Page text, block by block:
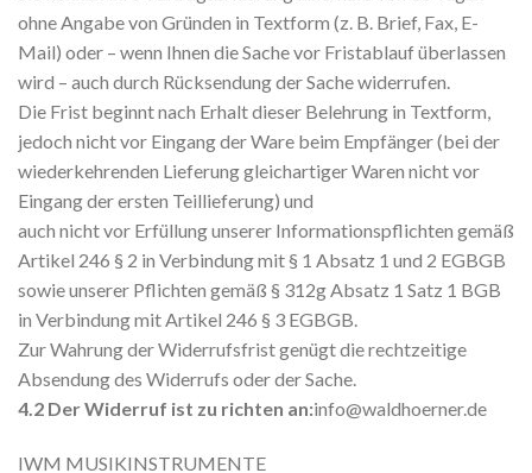
ohne Angabe von Gründen in Textform (z. B. Brief, Fax, E-
Mail) oder – wenn Ihnen die Sache vor Fristablauf überlassen
wird – auch durch Rücksendung der Sache widerrufen.
Die Frist beginnt nach Erhalt dieser Belehrung in Textform,
jedoch nicht vor Eingang der Ware beim Empfänger (bei der
wiederkehrenden Lieferung gleichartiger Waren nicht vor
Eingang der ersten Teillieferung) und
auch nicht vor Erfüllung unserer Informationspflichten gemäß
Artikel 246 § 2 in Verbindung mit § 1 Absatz 1 und 2 EGBGB
sowie unserer Pflichten gemäß § 312g Absatz 1 Satz 1 BGB
in Verbindung mit Artikel 246 § 3 EGBGB.
Zur Wahrung der Widerrufsfrist genügt die rechtzeitige
Absendung des Widerrufs oder der Sache.
4.2 Der Widerruf ist zu richten an:info@waldhoerner.de
IWM MUSIKINSTRUMENTE